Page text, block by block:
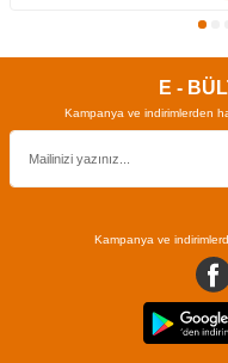
E -
Kampanya ve indirimlerden
Kampanya ve